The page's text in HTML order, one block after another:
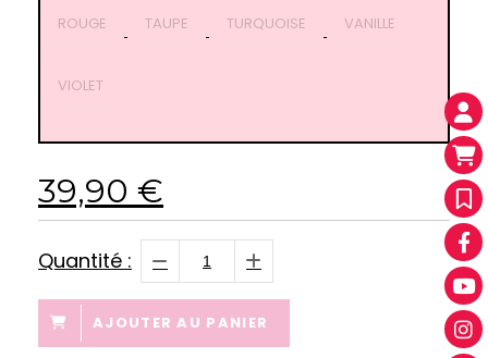
ROUGE TAUPE TURQUOISE VANILLE
VIOLET
39,90 €
Quantité :
AJOUTER AU PANIER